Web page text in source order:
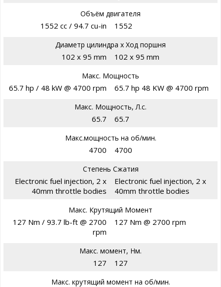
Объём двигателя
1552 cc / 94.7 cu-in 1552
Диаметр цилиндра х Ход поршня
102 x 95 mm 102 x 95 mm
Макс. Мощность
65.7 hp / 48 kW @ 4700 rpm 65.7 hp 48 KW @ 4700 rpm
Макс. Мощность, Л.с.
65.7 65.7
Макс.мощность на об/мин.
4700 4700
Степень Сжатия
Electronic fuel injection, 2 x
40mm throttle bodies
Electronic fuel injection, 2 x
40mm throttle bodies
Макс. Крутящий Момент
127 Nm / 93.7 lb-ft @ 2700
rpm
127 Nm @ 2700 rpm
Макс. момент, Нм.
127 127
Макс. крутящий момент на об/мин.